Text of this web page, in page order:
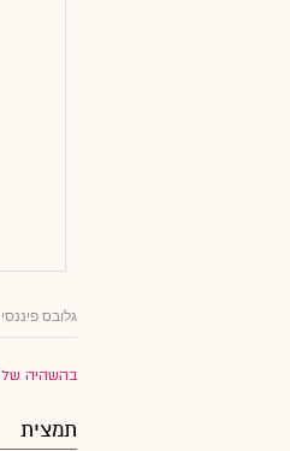
גלובס פיננסי
בהשהיה של 15 דק'
תמצית